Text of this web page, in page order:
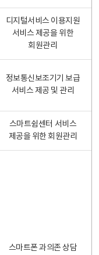
디지털서비스 이용지원
서비스 제공을 위한
회원관리
정보통신보조기기 보급
서비스 제공 및 관리
스마트쉼센터 서비스
제공을 위한 회원관리
스마트폰 과의존 상담